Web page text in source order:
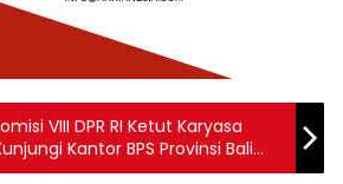
VIII DPR RI Ketut Karyasa
Kantor BPS Provinsi Bali
Sistem RUU Statistik